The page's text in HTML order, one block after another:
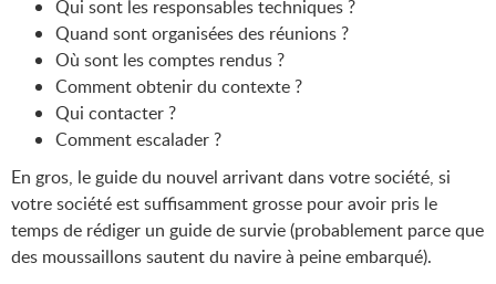
Qui sont les responsables techniques ?
Quand sont organisées des réunions ?
Où sont les comptes rendus ?
Comment obtenir du contexte ?
Qui contacter ?
Comment escalader ?
En gros, le guide du nouvel arrivant dans votre société, si
votre société est suffisamment grosse pour avoir pris le
temps de rédiger un guide de survie (probablement parce que
des moussaillons sautent du navire à peine embarqué).